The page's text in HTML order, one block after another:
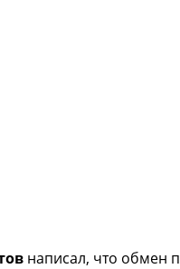
написал, что обмен